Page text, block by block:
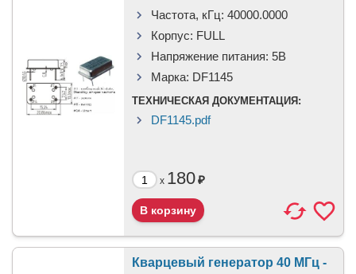
Частота, кГц: 40000.0000
Корпус: FULL
Напряжение питания: 5В
Марка: DF1145
ТЕХНИЧЕСКАЯ ДОКУМЕНТАЦИЯ:
DF1145.pdf
x 180₽
Кварцевый генератор 40 МГц -